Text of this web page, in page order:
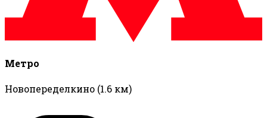
Метро
Новопеределкино (1.6 км)